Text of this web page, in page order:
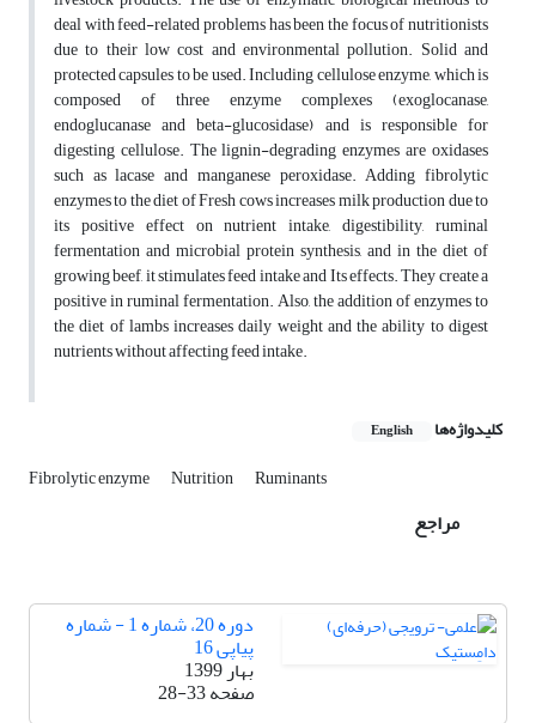
deal with feed-related problems has been the focus of nutritionists
due to their low cost and environmental pollution. Solid and
protected capsules to be used. Including cellulose enzyme, which is
composed of three enzyme complexes (exoglocanase,
endoglucanase and beta-glucosidase) and is responsible for
digesting cellulose. The lignin-degrading enzymes are oxidases
such as lacase and manganese peroxidase. Adding fibrolytic
enzymes to the diet of Fresh cows increases milk production due to
its positive effect on nutrient intake, digestibility, ruminal
fermentation and microbial protein synthesis, and in the diet of
growing beef, it stimulates feed intake and Its effects. They create a
positive in ruminal fermentation. Also, the addition of enzymes to
the diet of lambs increases daily weight and the ability to digest
nutrients without affecting feed intake.
کلیدواژه‌ها English
Fibrolytic enzyme Nutrition Ruminants
مراجع
دوره 20، شماره 1 - شماره
پیاپی 16
بهار 1399
صفحه28-33